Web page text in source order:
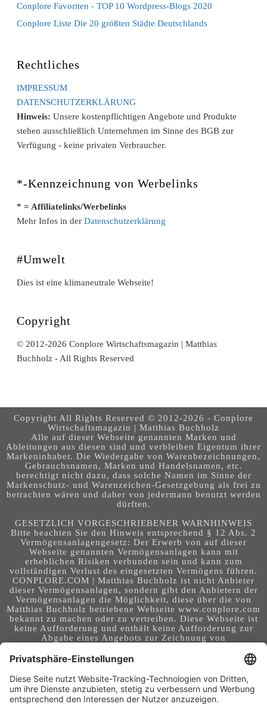
Conplore Favoriten - TOP 10 Wordpress-Blogs 2020
Conplore Liste Die 20 größten Städte Deutschlands
Rechtliches
IMPRESSUM
DATENSCHUTZERKLÄRUNG
Hinweis: Unsere kostenpflichtigen Angebote und Produkte
stehen ausschließlich Unternehmen im Sinne des BGB zur
Verfügung - keine privaten Verbraucher.
*-Kennzeichnung von Werbelinks
* = Affiliatelinks/Werbelinks
Mehr Infos in derDatenschutzerklärung
#Umwelt
Dies ist eine klimaneutrale Webseite!
Copyright
© 2012-2026 Conplore Wirtschaftsmagazin | Matthias
Buchholz - All Rights Reserved
Copyright All Rights Reserved © 2012-2026 - Conplore
Wirtschaftsmagazin | Matthias Buchholz
Alle auf dieser Webseite genannten Marken und
Ableitungen aus diesen sind und verbleiben Eigentum ihrer
Markeninhaber. Die Wiedergabe von Warenbezeichnungen,
Gebrauchsnamen, Marken und Handelsnamen, etc.
berechtigt nicht dazu, dass solche Namen im Sinne der
Markenschutz- und Warenzeichen-Gesetzgebung als frei zu
betrachten wären und daher von jedermann benutzt werden
dürften.
GESETZLICH VORGESCHRIEBENER WARNHINWEIS
Bitte beachten Sie den Hinweis entsprechend § 12 Abs. 2
Vermögensanlagengesetz: Der Erwerb von auf dieser
Webseite genannten Vermögensanlagen kann mit
erheblichen Risiken verbunden sein und kann zum
vollständigen Verlust des eingesetzten Vermögens führen.
CONPLORE.COM | Matthias Buchholz ist nicht Anbieter
dieser Vermögensanlagen, sondern gibt den Anbietern der
Vermögensanlagen die Möglichkeit, diese über die von
Matthias Buchholz betriebene Webseite www.conplore.com
bekannt zu machen oder zu vertreiben. Diese Webseite ist
keine Aufforderung und enthält keine Aufforderung zur
Abgabe eines Angebots zur Zeichnung von
über Vermögensanlagen. Die Webseite richtet sich an ein
internationales Publikum. Sie stellt keine Beratung,
Anlageberatung, Rechtsberatung, Steuerberatung,
Kaufaufforderung oder sonstige Empfehlung dar - es
handelt sich um Werbung. Ob die in auf dieser Webseite